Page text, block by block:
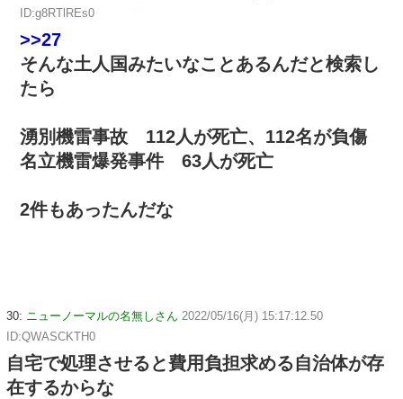
ID:g8RTlREs0
>>27
そんな土人国みたいなことあるんだと検索し
たら
湧別機雷事故 112人が死亡、112名が負傷
名立機雷爆発事件 63人が死亡
2件もあったんだな
30: ニューノーマルの名無しさん 2022/05/16(月) 15:17:12.50
ID:QWASCKTH0
自宅で処理させると費用負担求める自治体が存
在するからな